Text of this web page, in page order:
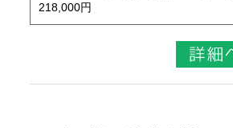
218,000円